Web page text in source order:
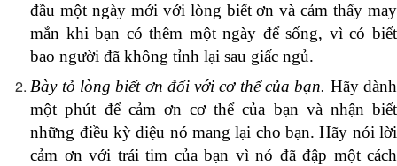
đầu một ngày mới với lòng biết ơn và cảm thấy may
mắn khi bạn có thêm một ngày để sống, vì có biết
bao người đã không tỉnh lại sau giấc ngủ.
Bày tỏ lòng biết ơn đối với cơ thể của bạn. Hãy dành
một phút để cảm ơn cơ thể của bạn và nhận biết
những điều kỳ diệu nó mang lại cho bạn. Hãy nói lời
cảm ơn với trái tim của bạn vì nó đã đập một cách